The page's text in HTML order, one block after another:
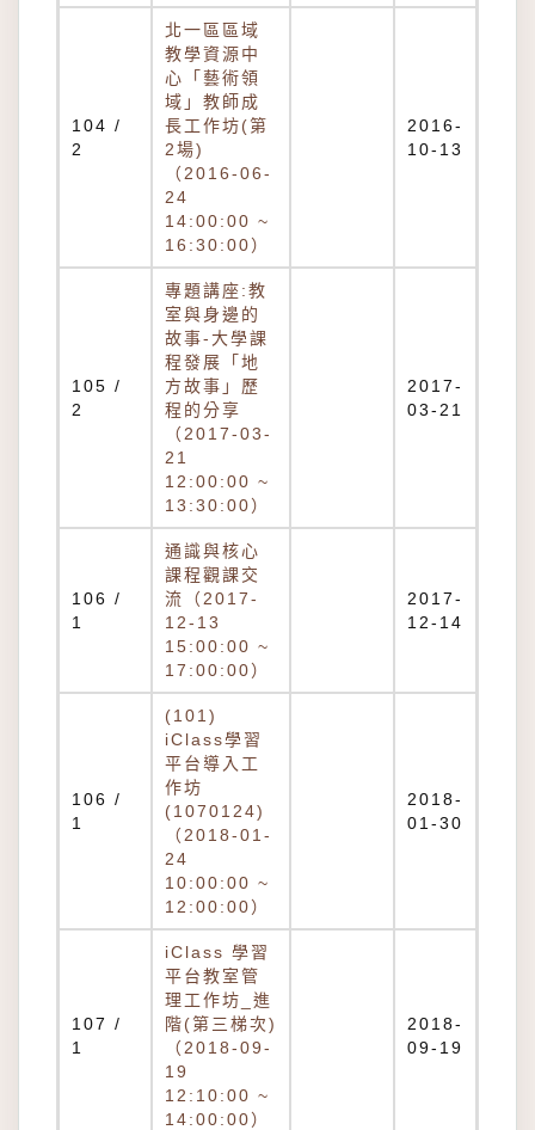
104 /
2
北一區區域
教學資源中
心「藝術領
域」教師成
長工作坊(第
2場)
（2016-06-
24
14:00:00 ~
16:30:00）
2016-
10-13
105 /
2
專題講座:教
室與身邊的
故事-大學課
程發展「地
方故事」歷
程的分享
（2017-03-
21
12:00:00 ~
13:30:00）
2017-
03-21
106 /
1
通識與核心
課程觀課交
流（2017-
12-13
15:00:00 ~
17:00:00）
2017-
12-14
106 /
1
(101)
iClass學習
平台導入工
作坊
(1070124)
（2018-01-
24
10:00:00 ~
12:00:00）
2018-
01-30
107 /
1
iClass 學習
平台教室管
理工作坊_進
階(第三梯次)
（2018-09-
19
12:10:00 ~
14:00:00）
2018-
09-19